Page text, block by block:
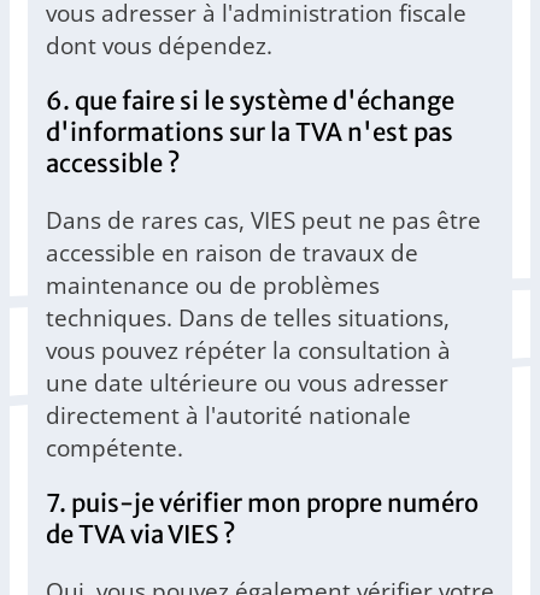
vous adresser à l'administration fiscale
dont vous dépendez.
6. que faire si le système d'échange
d'informations sur la TVA n'est pas
accessible ?
Dans de rares cas, VIES peut ne pas être
accessible en raison de travaux de
maintenance ou de problèmes
techniques. Dans de telles situations,
vous pouvez répéter la consultation à
une date ultérieure ou vous adresser
directement à l'autorité nationale
compétente.
7. puis-je vérifier mon propre numéro
de TVA via VIES ?